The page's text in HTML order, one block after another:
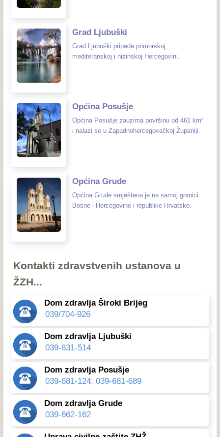
Grad Ljubuški
Grad Ljubuški pripada primorskoj,
mediteranskoj i nizinskoj Hercegovini.
Općina Posušje
Općina Posušje zauzima površinu od 461 km²
i nalazi se u Zapadnohercegovačkoj Županiji.
Općina Grude
Općina Grude smještena je na samoj granici
Bosne i Hercegovine i republike Hrvatske.
Kontakti zdravstvenih ustanova u
ŽZH...
Dom zdravlja Široki Brijeg
039/704-926
Dom zdravlja Ljubuški
039-831-514
Dom zdravlja Posušje
039-681-124; 039-681-689
Dom zdravlja Grude
039-662-162